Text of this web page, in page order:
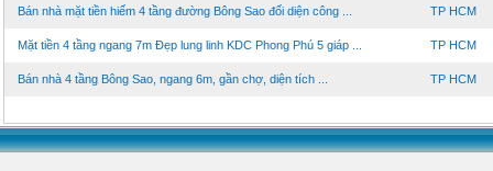
Bán nhà mặt tiền hiếm 4 tầng đường Bông Sao đối diện công ... TP HCM
Mặt tiền 4 tầng ngang 7m Đẹp lung linh KDC Phong Phú 5 giáp ... TP HCM
Bán nhà 4 tầng Bông Sao, ngang 6m, gần chợ, diện tích ... TP HCM